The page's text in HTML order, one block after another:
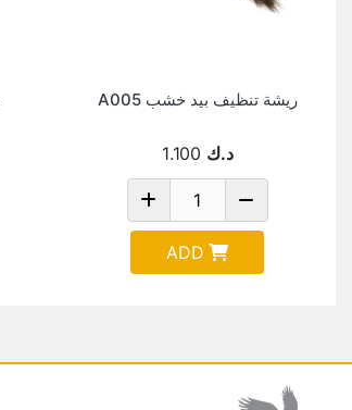
ريشة تنظيف بيد خشب A005
د.ك 1.100
ADD